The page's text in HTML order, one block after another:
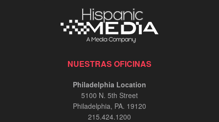
NUESTRAS OFICINAS
Philadelphia Location
5100 N. 5th Street
Philadelphia, PA. 19120
215.424.1200